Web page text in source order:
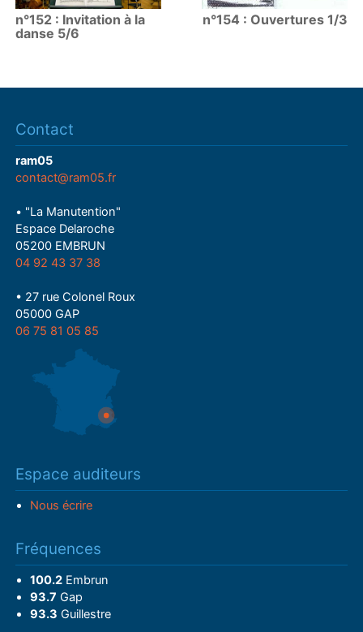
n°152 : Invitation à la
danse 5/6
n°154 : Ouvertures 1/3
Contact
ram05
contact@ram05.fr
• "La Manutention"
Espace Delaroche
05200 EMBRUN
04 92 43 37 38
• 27 rue Colonel Roux
05000 GAP
06 75 81 05 85
Espace auditeurs
Nous écrire
Fréquences
100.2Embrun
93.7 Gap
93.3 Guillestre